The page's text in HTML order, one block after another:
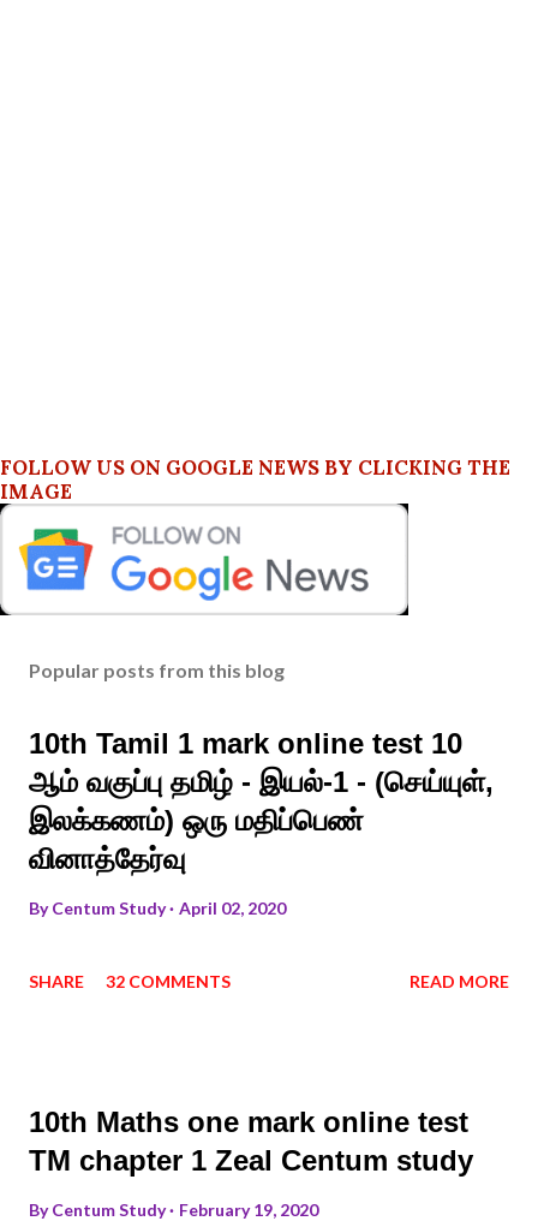
FOLLOW US ON GOOGLE NEWS BY CLICKING THE
IMAGE
Popular posts from this blog
10th Tamil 1 mark online test 10
ஆம் வகுப்பு தமிழ் - இயல்-1 - (செய்யுள்,
இலக்கணம்) ஒரு மதிப்பெண்
வினாத்தேர்வு
ByCentum Study April 02, 2020
SHARE 32 COMMENTS READ MORE
10th Maths one mark online test
TM chapter 1 Zeal Centum study
ByCentum Study February 19, 2020